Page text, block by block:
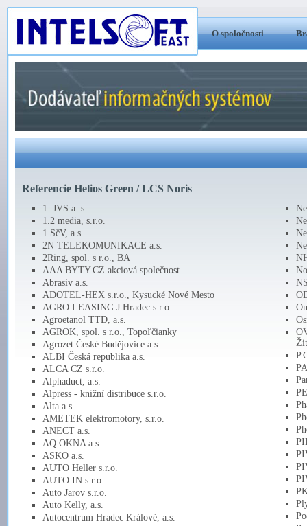
O spoločnosti
Referencie Helios Green / LCS Noris
1. JVS a. s.
1.2 media, s.r.o.
1.SčV, a.s.
2N TELEKOMUNIKACE a.s.
2Ring, spol. s r.o., BA
AAA BYTY.CZ akciová společnost
Abrasiv a.s.
ADOTEL-HEX s.r.o., Kysucké Nové Mesto
AGRO LEASING J.Hradec s.r.o.
Agroetanol TTD, a.s.
AGROK, spol. s r.o., Topoľčianky
Agrozet České Budějovice a.s.
ALBI Česká republika a.s.
ALCA CZ s.r.o.
Alphaduct, a.s.
Alpress - knižní distribuce s.r.o.
Alta a.s.
AMETEK elektromotory, s.r.o.
ANECT a.s.
AQ OKNA a.s.
ASKO a.s.
AUTO Heller s.r.o.
AUTO IN s.r.o.
Auto Jarov s.r.o.
Auto Kelly, a.s.
Autocentrum Hradec Králové, a.s.